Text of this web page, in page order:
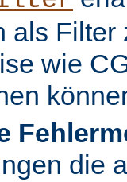
als Filter
wie
die